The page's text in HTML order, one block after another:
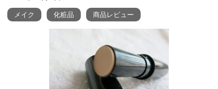
メイク 化粧品 商品レビュー